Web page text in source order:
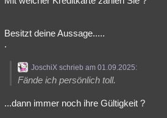
Besitzt deine Aussage.....
.
JoschiX schrieb am 01.09.2025:
Fände ich persönlich toll.
...dann immer noch ihre Gültigkeit ?